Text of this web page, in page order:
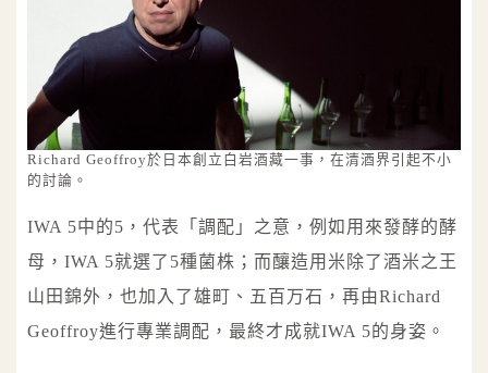
Richard Geoffroy於日本創立白岩酒藏一事，在清酒界引起不小
的討論。
IWA 5中的5，代表「調配」之意，例如用來發酵的酵
母，IWA 5就選了5種菌株；而釀造用米除了酒米之王
山田錦外，也加入了雄町、五百万石，再由Richard
Geoffroy進行專業調配，最終才成就IWA 5的身姿。